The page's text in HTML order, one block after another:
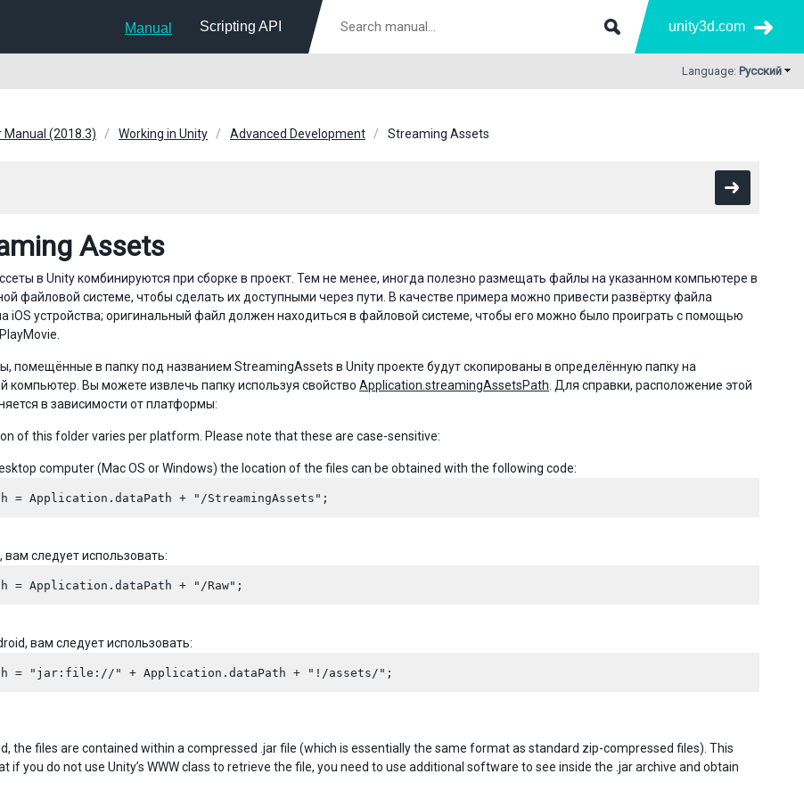
Manual Scripting API unity3d.com
Language: Русский
Manual (2018.3) Working in Unity Advanced Development Streaming Assets
Assets
в Unity комбинируются при сборке в проект. Тем не менее, иногда полезно размещать файлы на указанном компьютере в
файловой системе, чтобы сделать их доступными через пути. В качестве примера можно привести развёртку файла
iOS устройства; оригинальный файл должен находиться в файловой системе, чтобы его можно было проиграть с помощью
помещённые в папку под названием StreamingAssets в Unity проекте будут скопированы в определённую папку на
компьютер. Вы можете извлечь папку используя свойство Application.streamingAssetsPath . Для справки, расположение этой
в зависимости от платформы:
of this folder varies per platform. Please note that these are case-sensitive:
computer (Mac OS or Windows) the location of the files can be obtained with the following code:
вам следует использовать:
вам следует использовать:
the files are contained within a compressed .jar file (which is essentially the same format as standard zip-compressed files). This
if you do not use Unity’s WWW class to retrieve the file, you need to use additional software to see inside the .jar archive and obtain